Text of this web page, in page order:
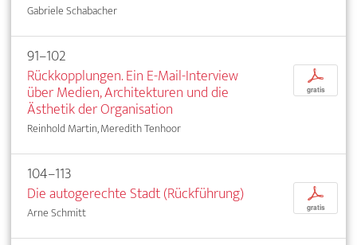
Gabriele Schabacher
91–102
Rückkopplungen. Ein E-Mail-Interview
über Medien, Architekturen und die
Ästhetik der Organisation
Reinhold Martin, Meredith Tenhoor
p
gratis
104–113
Die autogerechte Stadt (Rückführung)
Arne Schmitt
p
gratis